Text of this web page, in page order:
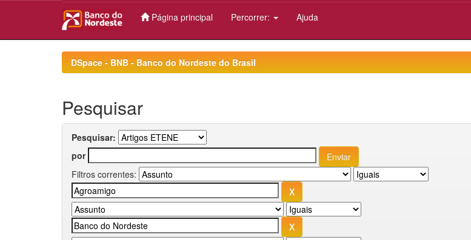
Página principal Percorrer: Ajuda
DSpace - BNB - Banco do Nordeste do Brasil
Pesquisar
Pesquisar:
por
Filtros correntes: